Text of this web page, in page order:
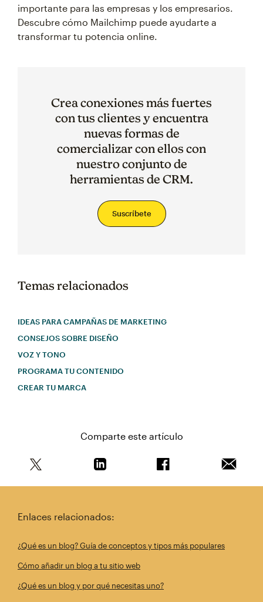
importante para las empresas y los empresarios.
Descubre cómo Mailchimp puede ayudarte a
transformar tu potencia online.
Crea conexiones más fuertes
con tus clientes y encuentra
nuevas formas de
comercializar con ellos con
nuestro conjunto de
herramientas de CRM.
Suscríbete
Temas relacionados
IDEAS PARA CAMPAÑAS DE MARKETING
CONSEJOS SOBRE DISEÑO
VOZ Y TONO
PROGRAMA TU CONTENIDO
CREAR TU MARCA
Comparte este artículo
Enlaces relacionados:
¿Qué es un blog? Guía de conceptos y tipos más populares
Cómo añadir un blog a tu sitio web
¿Qué es un blog y por qué necesitas uno?